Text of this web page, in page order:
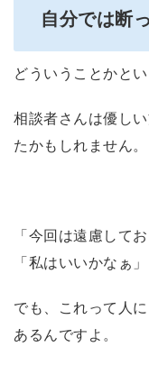
自分では断
どういうことかとい
相談者さんは優し
たかもしれません。
「今回は遠慮して
「私はいいかなぁ」
でも、これって人
あるんですよ。